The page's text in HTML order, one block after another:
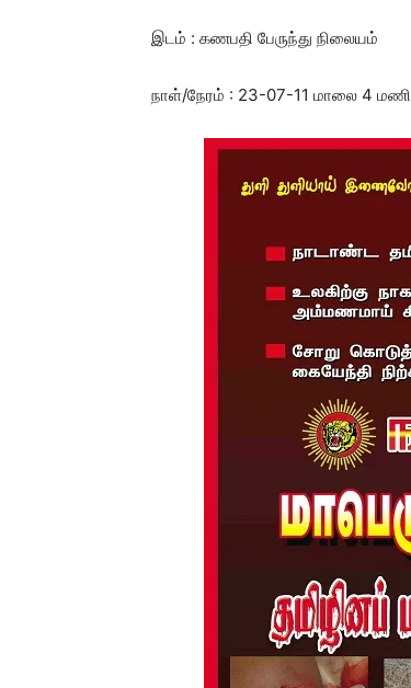
இடம் : கணபதி பேருந்து நிலையம்
நாள்/நேரம் : 23-07-11 மாலை 4 மணி